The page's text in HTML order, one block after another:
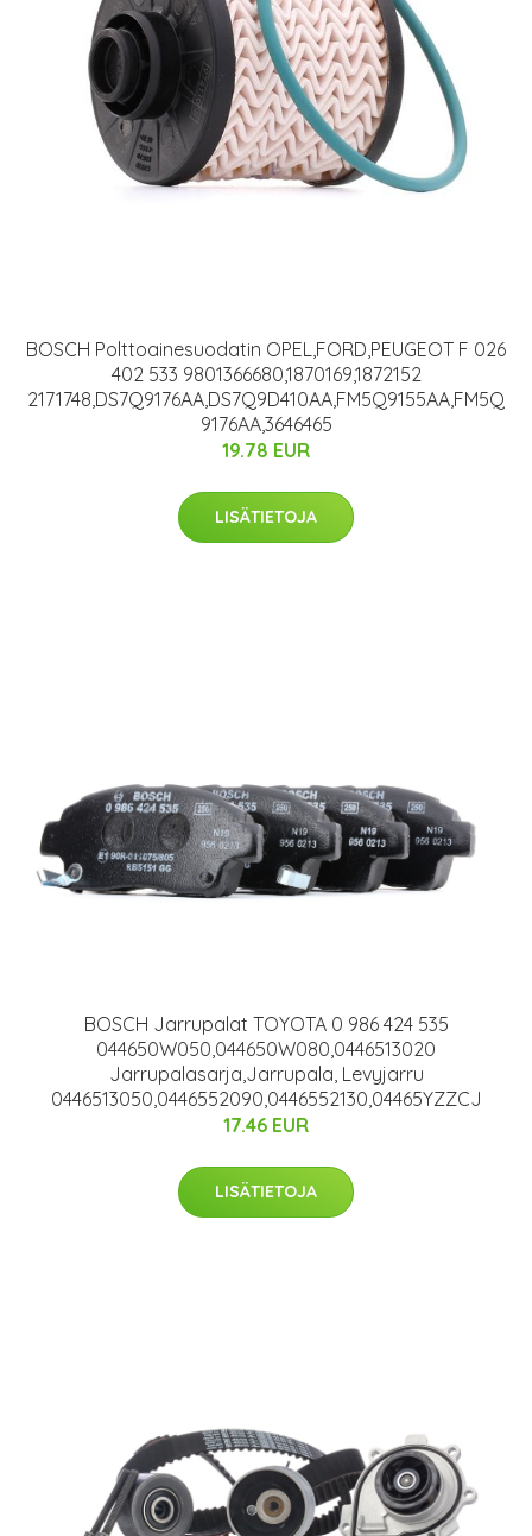
BOSCH Polttoainesuodatin OPEL,FORD,PEUGEOT F 026
402 533 9801366680,1870169,1872152
2171748,DS7Q9176AA,DS7Q9D410AA,FM5Q9155AA,FM5Q
9176AA,3646465
19.78 EUR
LISÄTIETOJA
BOSCH Jarrupalat TOYOTA 0 986 424 535
044650W050,044650W080,0446513020
Jarrupalasarja,Jarrupala, Levyjarru
0446513050,0446552090,0446552130,04465YZZCJ
17.46 EUR
LISÄTIETOJA